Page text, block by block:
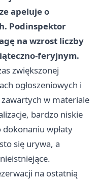
apeluje o
Podinspektor
na wzrost liczby
feryjnym.
zwiększonej
ogłoszeniowych i
w materiale
bardzo niskie
wpłaty
się urywa, a
na ostatnią